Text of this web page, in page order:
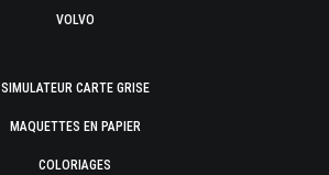
VOLVO
SIMULATEUR CARTE GRISE
MAQUETTES EN PAPIER
COLORIAGES